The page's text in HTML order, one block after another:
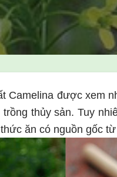
Camelina được xem
thủy sản. Tuy
ăn có nguồn gốc